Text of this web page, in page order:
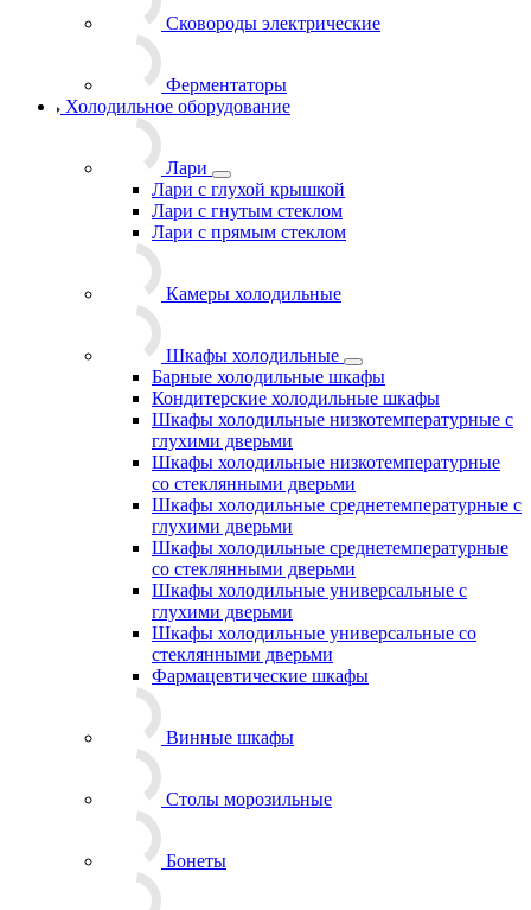
Сковороды электрические
Ферментаторы
Холодильное оборудование
Лари
Лари с глухой крышкой
Лари с гнутым стеклом
Лари с прямым стеклом
Камеры холодильные
Шкафы холодильные
Барные холодильные шкафы
Кондитерские холодильные шкафы
Шкафы холодильные низкотемпературные с
глухими дверьми
Шкафы холодильные низкотемпературные
со стеклянными дверьми
Шкафы холодильные среднетемпературные с
глухими дверьми
Шкафы холодильные среднетемпературные
со стеклянными дверьми
Шкафы холодильные универсальные с
глухими дверьми
Шкафы холодильные универсальные со
стеклянными дверьми
Фармацевтические шкафы
Винные шкафы
Столы морозильные
Бонеты